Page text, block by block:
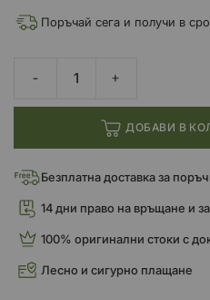
Поръчай сега и получи в
ДОБАВИ В
Безплатна доставка за
14 дни право на връщане и
100% оригинални стоки с
Лесно и сигурно плащане